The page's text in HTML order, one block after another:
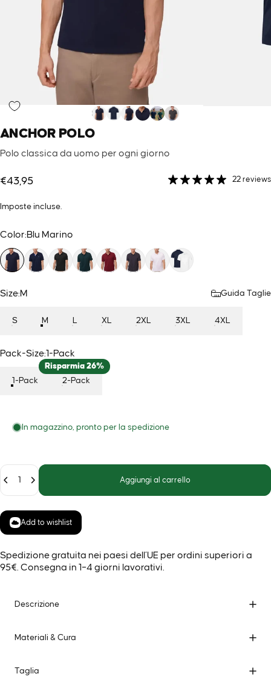
ANCHOR POLO
Polo classica da uomo per ogni giorno
€43,95 22 reviews
Imposte incluse.
Color
Color:Blu Marino
Size
Size:M Guida Taglie
M XL 2XL 3XL
S 4XL
Pack-Size
Pack-Size:1-Pack
1-Pack 2-Pack
Risparmia 26%
In magazzino, pronto per la spedizione
Quantità
Aggiungi al carrello
Add to wishlist
Spedizione gratuita nei paesi dell’UE per ordini superiori a
95€. Consegna in 1–4 giorni lavorativi.
Descrizione
Materiali & Cura
Taglia